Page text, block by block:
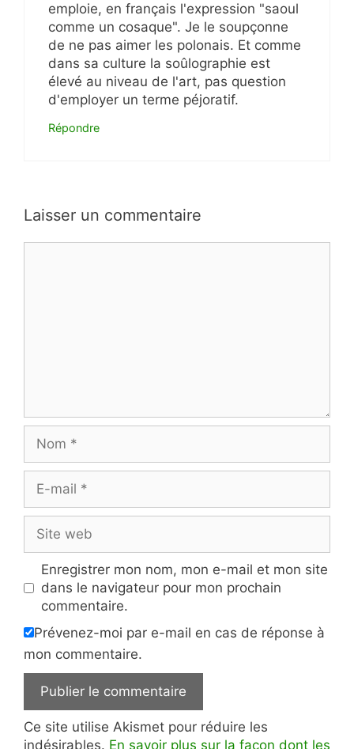
emploie, en français l'expression "saoul
comme un cosaque". Je le soupçonne
de ne pas aimer les polonais. Et comme
dans sa culture la soûlographie est
élevé au niveau de l'art, pas question
d'employer un terme péjoratif.
Répondre
Laisser un commentaire
mail
web
Enregistrer mon nom, mon e-mail et mon site
dans le navigateur pour mon prochain
commentaire.
Prévenez-moi par e-mail en cas de réponse à
mon commentaire.
Ce site utilise Akismet pour réduire les
indésirables. En savoir plus sur la façon dont les